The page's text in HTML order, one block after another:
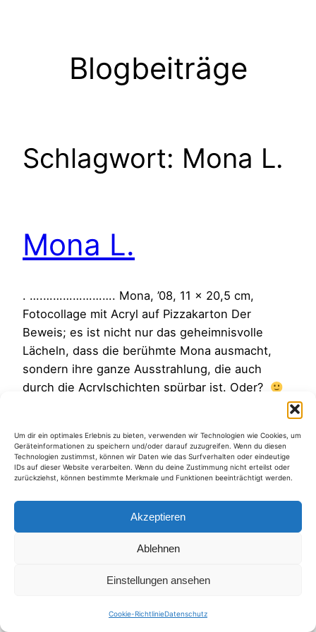
Um dir ein optimales Erlebnis zu bieten, verwenden wir Technologien wie Cookies, um
Geräteinformationen zu speichern und/oder darauf zuzugreifen. Wenn du diesen
Technologien zustimmst, können wir Daten wie das Surfverhalten oder eindeutige
IDs auf dieser Website verarbeiten. Wenn du deine Zustimmung nicht erteilst oder
zurückziehst, können bestimmte Merkmale und Funktionen beeinträchtigt werden.
Akzeptieren
Ablehnen
Einstellungen ansehen
Cookie-RichtlinieDatenschutz
Blogbeiträge
Schlagwort: Mona L.
Mona L.
. ….…………………. Mona, ’08, 11 x 20,5 cm,
Fotocollage mit Acryl auf Pizzakarton Der
Beweis; es ist nicht nur das geheimnisvolle
Lächeln, dass die berühmte Mona ausmacht,
sondern ihre ganze Ausstrahlung, die auch
durch die Acrylschichten spürbar ist. Oder?
Kategorien